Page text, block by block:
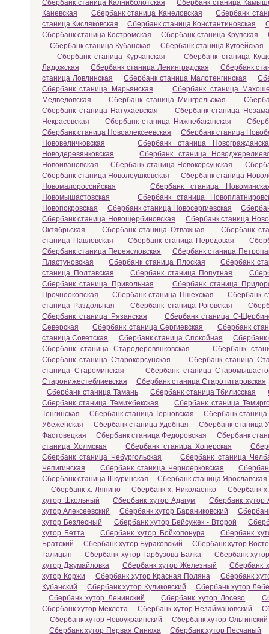
Сбербанк станица Калниболотская
Сбербанк станица
Каневская
Сбербанк станица Канеловская
Сбербанк
станица Кисляковская
Сбербанк станица Константиновская
Сбербанк станица Костромская
Сбербанк станица Крупская
Сбербанк станица Кубанская
Сбербанк станица Кугоейская
Сбербанк станица Курчанская
Сбербанк станица
Ладожская
Сбербанк станица Ленинградская
Сбербанк
станица Ловлинская
Сбербанк станица Малотенгинская
Сбербанк станица Марьянская
Сбербанк станица
Медведовская
Сбербанк станица Мингрельская
Сбербанк станица Натухаевская
Сбербанк станица
Некрасовская
Сбербанк станица Нижнебаканская
Сбербанк станица Новоалексеевская
Сбербанк станица
Нововеличковская
Сбербанк станица
Новодеревянковская
Сбербанк станица
Новоивановская
Сбербанк станица Новокорсунская
Сбербанк станица Новолеушковская
Сбербанк станица
Новомалороссийская
Сбербанк станица
Новомышастовская
Сбербанк станица
Новопокровская
Сбербанк станица Новосергиевская
Сбербанк станица Новощербиновская
Сбербанк станица
Октябрьская
Сбербанк станица Отважная
Сбербанк
станица Павловская
Сбербанк станица Передовая
Сбербанк станица Переясловская
Сбербанк станица
Пластуновская
Сбербанк станица Плоская
Сбербанк
станица Полтавская
Сбербанк станица Попутная
Сбербанк станица Привольная
Сбербанк станица
Прочноокопская
Сбербанк станица Пшехская
Сбербанк
станица Раздольная
Сбербанк станица Роговская
Сбербанк станица Рязанская
Сбербанк станица С-
Северская
Сбербанк станица Сергиевская
Сбербанк
станица Советская
Сбербанк станица Спокойная
Сбербанк
Сбербанк станица Стародеревянковская
Сбербанк
Сбербанк станица Старокорсунская
Сбербанк станица
станица Староминская
Сбербанк станица
Старонижестеблиевская
Сбербанк станица Старотитаровская
Сбербанк станица Тамань
Сбербанк станица Тбилисская
Сбербанк станица Темижбекская
Сбербанк станица
Тенгинская
Сбербанк станица Терновская
Сбербанк станица
Убеженская
Сбербанк станица Удобная
Сбербанк станица
Фастовецкая
Сбербанк станица Федоровская
Сбербанк
станица Холмская
Сбербанк станица Хоперская
Сбербанк станица Чебургольская
Сбербанк станица
Чепигинская
Сбербанк станица Черноерковская
Сбербанк станица Шкуринская
Сбербанк станица Ярославская
Сбербанк х. Ляпино
Сбербанк х. Николаенко
Сбербанк
хутор Школьный
Сбербанк хутор Адагум
Сбербанк хутор
хутор Алексеевский
Сбербанк хутор Бараниковский
хутор Безлесный
Сбербанк хутор Бейсужек - Второй
хутор Бетта
Сбербанк хутор Бойкопонура
Сбербанк
Братский
Сбербанк хутор Бураковский
Сбербанк хутор
Галицын
Сбербанк хутор Гарбузова Балка
Сбербанк
хутор Джумайловка
Сбербанк хутор Железный
Сбербанк
хутор Коржи
Сбербанк хутор Красная Поляна
Сбербанк
Кубанский
Сбербанк хутор Куликовский
Сбербанк хутор
Сбербанк хутор Ленинский
Сбербанк хутор Лосево
Сбербанк хутор Меклета
Сбербанк хутор Незаймановский
Сбербанк хутор Новоукраинский
Сбербанк хутор Ольгинский
Сбербанк хутор Первая Синюха
Сбербанк хутор Песчаный